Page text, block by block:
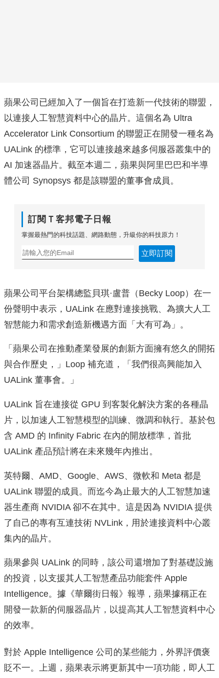
蘋果公司已經加入了一個旨在打造新一代技術的聯盟，
以連接人工智慧資料中心的晶片。這個名為 Ultra
Accelerator Link Consortium 的聯盟正在開發一種名為
UALink 的標準，它可以連接越來越多伺服器叢集中的
AI 加速器晶片。截至本週二，蘋果與阿里巴巴和半導
體公司 Synopsys 都是該聯盟的董事會成員。
訂閱Ｔ客邦電子日報
掌握最熱門的科技話題、網路動態，升級你的科技原力！
立即訂閱
蘋果公司平台架構總監貝琪·盧普（Becky Loop）在一
份聲明中表示，UALink 在應對連接挑戰、為擴大人工
智慧能力和需求創造新機遇方面「大有可為」。
「蘋果公司在推動產業發展的創新方面擁有悠久的開拓
與合作歷史，」Loop 補充道，「我們很高興能加入
UALink 董事會。」
UALink 旨在連接從 GPU 到客製化解決方案的各種晶
片，以加速人工智慧模型的訓練、微調和執行。基於包
含 AMD 的 Infinity Fabric 在內的開放標準，首批
UALink 產品預計將在未來幾年內推出。
英特爾、AMD、Google、AWS、微軟和 Meta 都是
UALink 聯盟的成員。而迄今為止最大的人工智慧加速
器生產商 NVIDIA 卻不在其中。這是因為 NVIDIA 提供
了自己的專有互連技術 NVLink，用於連接資料中心叢
集內的晶片。
蘋果參與 UALink 的同時，該公司還增加了對基礎設施
的投資，以支援其人工智慧產品功能套件 Apple
Intelligence。據《華爾街日報》報導，蘋果據稱正在
開發一款新的伺服器晶片，以提高其人工智慧資料中心
的效率。
對於 Apple Intelligence 公司的某些能力，外界評價褒
貶不一。上週，蘋果表示將更新其中一項功能，即人工